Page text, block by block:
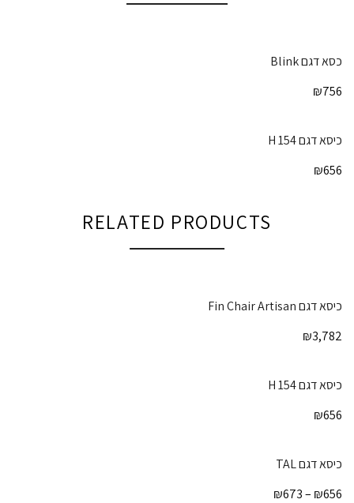
כסא דגם Blink
₪756
כיסא דגם H 154
₪656
RELATED PRODUCTS
כיסא דגם Fin Chair Artisan
₪3,782
כיסא דגם H 154
₪656
כיסא דגם TAL
₪656
–
₪673